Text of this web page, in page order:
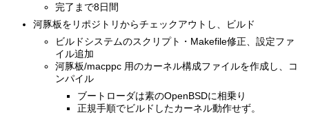
完了まで8日間
河豚板をリポジトリからチェックアウトし、ビルド
ビルドシステムのスクリプト・Makefile修正、設定ファ
イル追加
河豚板/macppc 用のカーネル構成ファイルを作成し、コ
ンパイル
ブートローダは素のOpenBSDに相乗り
正規手順でビルドしたカーネル動作せず。